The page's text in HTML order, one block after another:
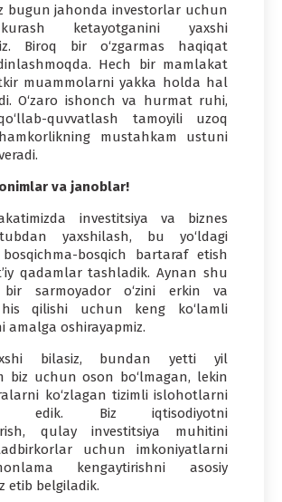
bugun jahonda investorlar uchun
ketayotganini yaxshi
Biroq bir o‘zgarmas haqiqat
Hech bir mamlakat
muammolarni yakka holda hal
O‘zaro ishonch va hurmat ruhi,
quvvatlash tamoyili uzoq
mustahkam ustuni
va janoblar!
investitsiya va biznes
yaxshilash, bu yo‘ldagi
bosqichma-bosqich bartaraf etish
qadamlar tashladik. Aynan shu
sarmoyador o‘zini erkin va
qilishi uchun keng ko‘lamli
amalga oshirayapmiz.
bilasiz, bundan yetti yil
biz uchun oson bo‘lmagan, lekin
ko‘zlagan tizimli islohotlarni
edik. Biz iqtisodiyotni
qulay investitsiya muhitini
uchun imkoniyatlarni
kengaytirishni asosiy
etib belgiladik.